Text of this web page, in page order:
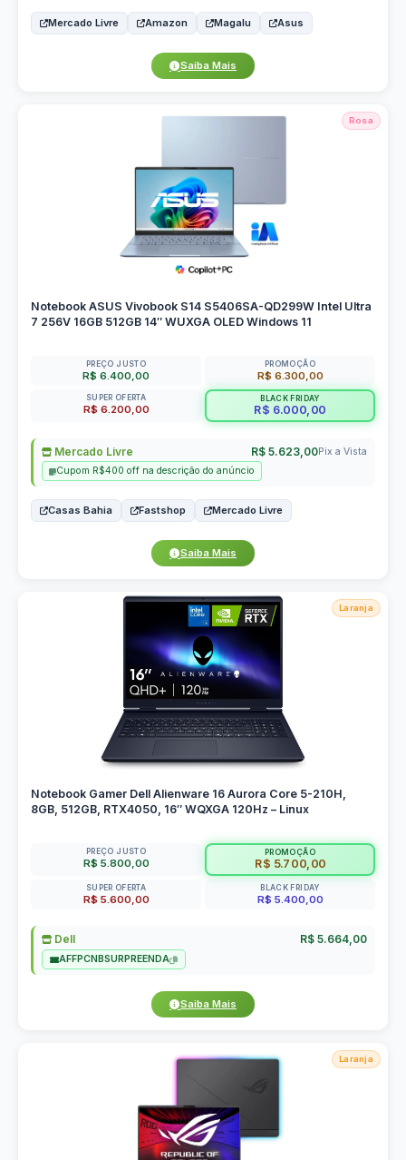
Mercado Livre Amazon Magalu Asus
Saiba Mais
Rosa
Notebook ASUS Vivobook S14 S5406SA-QD299W Intel Ultra
7 256V 16GB 512GB 14″ WUXGA OLED Windows 11
PREÇO JUSTO
R$ 6.400,00
PROMOÇÃO
R$ 6.300,00
SUPER OFERTA
R$ 6.200,00
BLACK FRIDAY
R$ 6.000,00
Mercado Livre R$ 5.623,00Pix a Vista
Cupom R$400 off na descrição do anúncio
Casas Bahia Fastshop Mercado Livre
Saiba Mais
Laranja
Notebook Gamer Dell Alienware 16 Aurora Core 5-210H,
8GB, 512GB, RTX4050, 16″ WQXGA 120Hz – Linux
PREÇO JUSTO
R$ 5.800,00
PROMOÇÃO
R$ 5.700,00
SUPER OFERTA
R$ 5.600,00
BLACK FRIDAY
R$ 5.400,00
Dell R$ 5.664,00
AFFPCNBSURPREENDA
Saiba Mais
Laranja